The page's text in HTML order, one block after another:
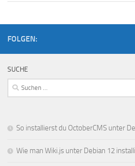
FOLGEN:
SUCHE
Suchen
nach:
So installierst du OctoberCMS unter
Wie man Wiki.js unter Debian 12